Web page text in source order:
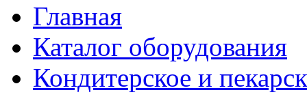
Главная
Каталог оборудования
Кондитерское и